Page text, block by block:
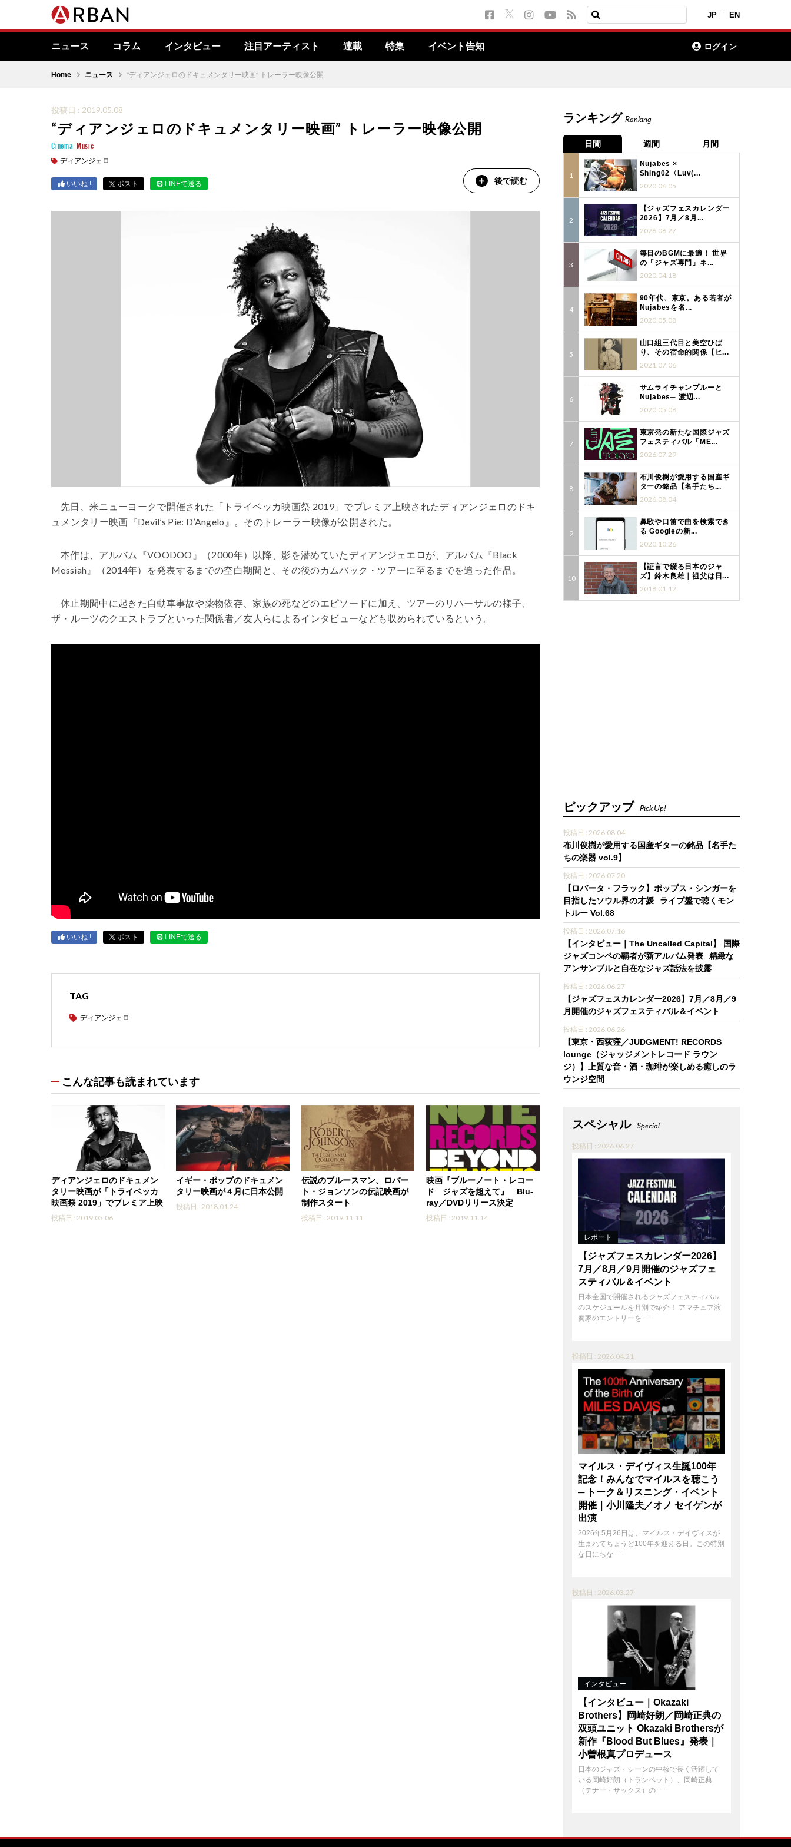
JP EN
ニュース コラム インタビュー 注目アーティスト 連載 特集 イベント告知 ログイン
Home ニュース “ディアンジェロのドキュメンタリー映画” トレーラー映像公開
投稿日 : 2019.05.08
“ディアンジェロのドキュメンタリー映画” トレーラー映像公開
Cinema Music
ディアンジェロ
いいね ! ポスト LINEで送る 後で読む
先日、米ニューヨークで開催された「トライベッカ映画祭 2019」でプレミア上映されたディアンジェロのドキ
ュメンタリー映画『Devil’s Pie: D’Angelo 』。そのトレーラー映像が公開された。
本作は、アルバム『VOODOO 』（2000年）以降、影を潜めていたディアンジェエロが、アルバム『Black
Messiah 』（2014年）を発表するまでの空白期間と、その後のカムバック・ツアーに至るまでを追った作品。
休止期間中に起きた自動車事故や薬物依存、家族の死などのエピソードに加え、ツアーのリハーサルの様子
ザ・ルーツのクエストラブといった関係者／友人らによるインタビューなども収められているという。
いいね ! ポスト LINEで送る
TAG
ディアンジェロ
こんな記事も読まれています
ディアンジェロのドキュメン
タリー映画が「トライベッカ
映画祭 2019」でプレミア上映
投稿日 : 2019.03.06
イギー・ポップのドキュメン
タリー映画が４月に日本公開
投稿日 : 2018.01.24
伝説のブルースマン、ロバー
ト・ジョンソンの伝記映画が
制作スタート
投稿日 : 2019.11.11
映画『ブルーノート・レコー
ド ジャズを超えて』 Blu-
ray／DVDリリース決定
投稿日 : 2019.11.14
ランキング Ranking
日間 週間 月間
Nujabes ×
Shing02〈Luv(...
2020.06.05
【ジャズフェスカレンダー
2026】7月／8月...
2026.06.27
毎日のBGMに最適！ 世界
の「ジャズ専門」ネ...
2020.04.18
90年代、東京。ある若者が
Nujabesを名...
2020.05.08
山口組三代目と美空ひば
り、その宿命的関係【ヒ...
2021.07.06
サムライチャンプルーと
Nujabes─ 渡辺...
2020.05.08
東京発の新たな国際ジャズ
フェスティバル「ME...
2026.07.29
布川俊樹が愛用する国産ギ
ターの銘品【名手たち...
2026.08.04
鼻歌や口笛で曲を検索でき
る Googleの新...
2020.10.26
【証言で綴る日本のジャ
ズ】鈴木良雄｜祖父は日...
2018.01.12
ピックアップ Pick Up!
投稿日 : 2026.08.04
布川俊樹が愛用する国産ギターの銘品【名手た
ちの楽器 vol.9】
投稿日 : 2026.07.20
【ロバータ・フラック】ポップス・シンガーを
目指したソウル界の才媛─ライブ盤で聴くモン
トルー Vol.68
投稿日 : 2026.07.16
【インタビュー｜The Uncalled Capital】 国際
ジャズコンペの覇者が新アルバム発表─精緻な
アンサンブルと自在なジャズ話法を披露
投稿日 : 2026.06.27
【ジャズフェスカレンダー2026】7月／8月／9
月開催のジャズフェスティバル＆イベント
投稿日 : 2026.06.26
【東京・西荻窪／JUDGMENT! RECORDS
lounge（ジャッジメントレコード ラウン
ジ）】上質な音・酒・珈琲が楽しめる癒しのラ
ウンジ空間
スペシャル Special
投稿日 : 2026.06.27
レポート
【ジャズフェスカレンダー2026】
7月／8月／9月開催のジャズフェ
スティバル＆イベント
日本全国で開催されるジャズフェスティバル
のスケジュールを月別で紹介！ アマチュア演
奏家のエントリーを･･･
投稿日 : 2026.04.21
マイルス・デイヴィス生誕100年
記念！みんなでマイルスを聴こう
─ トーク＆リスニング・イベント
開催｜小川隆夫／オノ セイゲンが
出演
2026年5月26日は、マイルス・デイヴィスが
生まれてちょうど100年を迎える日。この特別
な日にちな･･･
投稿日 : 2026.03.27
インタビュー
【インタビュー｜Okazaki
Brothers】岡崎好朗／岡崎正典の
双頭ユニット Okazaki Brothersが
新作『Blood But Blues』発表｜
小曽根真プロデュース
日本のジャズ・シーンの中核で長く活躍して
いる岡崎好朗（トランペット）、岡崎正典
（テナー・サックス）の･･･